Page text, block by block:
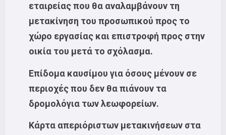
εταιρείας που θα αναλαμβάνουν τη
μετακίνηση του προσωπικού προς το
χώρο εργασίας και επιστροφή προς στην
οικία του μετά το σχόλασμα.
Επίδομα καυσίμου για όσους μένουν σε
περιοχές που δεν θα πιάνουν τα
δρομολόγια των λεωφορείων.
Κάρτα απεριόριστων μετακινήσεων στα